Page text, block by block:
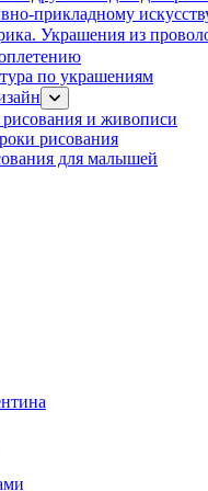
прикладному
Украшения из
по украшениям
и живописи
рисования
для малышей